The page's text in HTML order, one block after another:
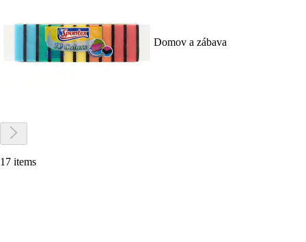
Domov a zábava
17 items